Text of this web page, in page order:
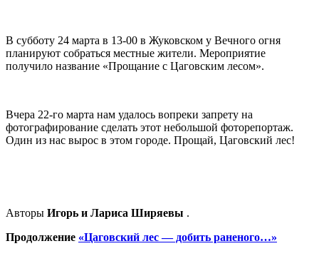
В субботу 24 марта в 13-00 в Жуковском у Вечного огня
планируют собраться местные жители. Мероприятие
получило название «Прощание с Цаговским лесом».
Вчера 22-го марта нам удалось вопреки запрету на
фотографирование сделать этот небольшой фоторепортаж.
Один из нас вырос в этом городе. Прощай, Цаговский лес!
Авторы Игорь и Лариса Ширяевы .
Продолжение «Цаговский лес — добить раненого…»